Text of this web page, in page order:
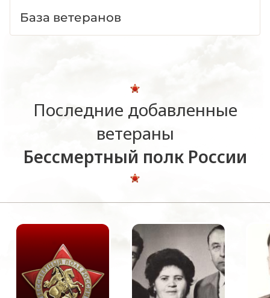
База ветеранов
Последние добавленные
ветераны
Бессмертный полк России